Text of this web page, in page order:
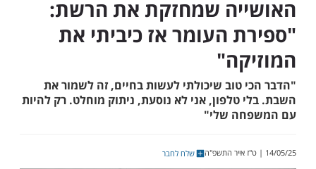
שמחזקת את הרשת:
העומר אז כיביתי את
טוב שיכולתי לעשות בחיים, זה לשמור את
טלפון, אני לא נוסעת, ניתוק מוחלט. רק להיות